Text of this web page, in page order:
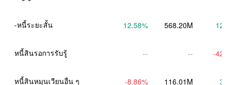
-หนี้ระยะสั้น 12.58% 568.20M
หนี้สินรอการรับรู้ -- -- -
หนี้สินหมุนเวียนอื่น ๆ -8.86% 116.01M